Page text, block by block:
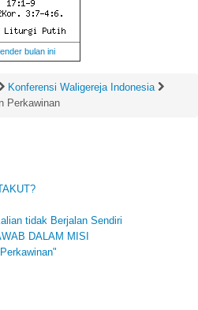
bulan ini
Konferensi Waligereja Indonesia
Perkawinan
tidak Berjalan Sendiri
DALAM MISI